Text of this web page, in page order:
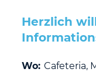
Herzlich
Wo: Cafeteria,